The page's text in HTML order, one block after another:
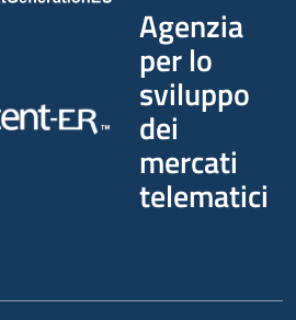
Agenzia
per lo
sviluppo
dei
mercati
telematici